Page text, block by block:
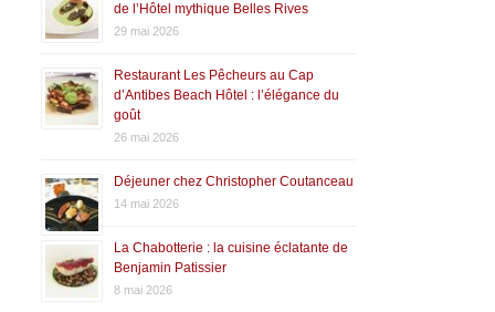
de l’Hôtel mythique Belles Rives
29 mai 2026
Restaurant Les Pêcheurs au Cap
d’Antibes Beach Hôtel : l’élégance du
goût
26 mai 2026
Déjeuner chez Christopher Coutanceau
14 mai 2026
La Chabotterie : la cuisine éclatante de
Benjamin Patissier
8 mai 2026